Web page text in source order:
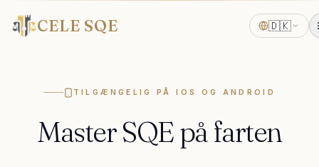
CELE SQE 🇩🇰
TILGÆNGELIG PÅ IOS OG ANDROID
Master SQE på farten